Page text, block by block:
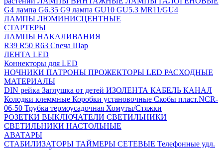
G4 лампа G6.35 G9 лампа GU10 GU5.3 MR11/GU4
ЛАМПЫ ЛЮМИНИСЦЕНТНЫЕ
СТАРТЕРЫ
ЛАМПЫ НАКАЛИВАНИЯ
R39 R50 R63 Свеча Шар
ЛЕНТА LED
Коннекторы для LED
НОЧНИКИ ПАТРОНЫ ПРОЖЕКТОРЫ LED РАСХОДНЫЕ
МАТЕРИАЛЫ
DIN рейка Заглушка от детей ИЗОЛЕНТА КАБЕЛЬ КАНАЛ
Колодки клеммные Коробки установочные Скобы пласт.NCR-
06-50 Трубка термоусадочная Хомуты/Стяжки
РОЗЕТКИ ВЫКЛЮЧАТЕЛИ СВЕТИЛЬНИКИ
СВЕТИЛЬНИКИ НАСТОЛЬНЫЕ
АВАТАРЫ
СТАБИЛИЗАТОРЫ ТАЙМЕРЫ СЕТЕВЫЕ Телефонные удл.